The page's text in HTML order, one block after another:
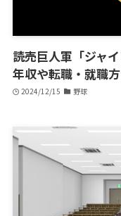
読売巨人軍「ジャ
年収や転職・就職
2024/12/15 野球